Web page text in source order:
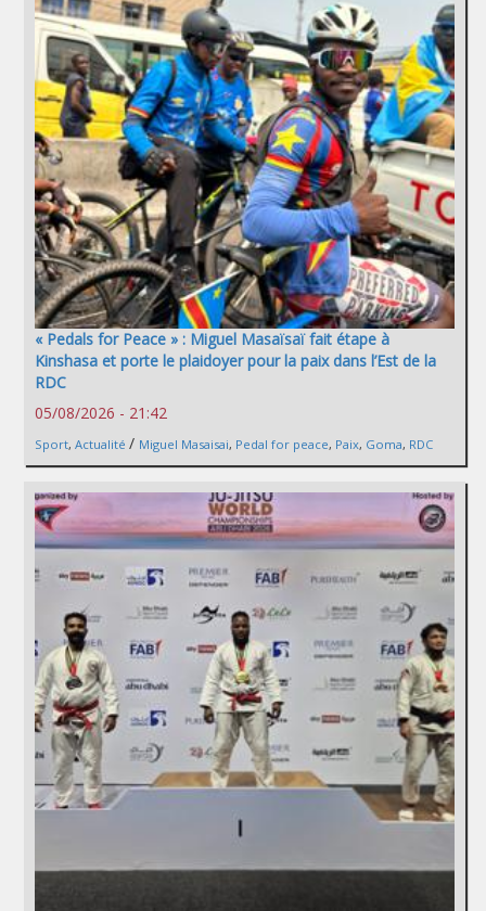
« Pedals for Peace » : Miguel Masaïsaï fait étape à
Kinshasa et porte le plaidoyer pour la paix dans l’Est de la
RDC
05/08/2026 - 21:42
Sport, Actualité / Miguel Masaisai, Pedal for peace, Paix, Goma, RDC